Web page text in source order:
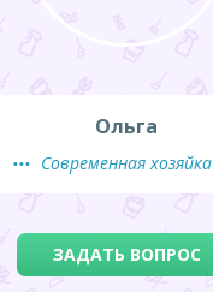
Ольга
Современная хозяйка
ЗАДАТЬ ВОПРОС